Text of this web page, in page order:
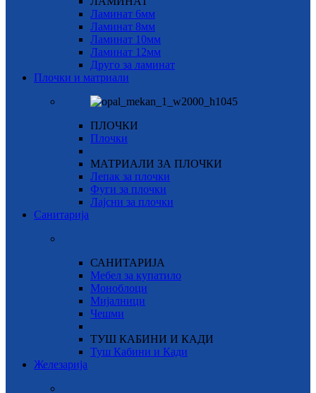
Ламинат 6мм
Ламинат 8мм
Ламинат 10мм
Ламинат 12мм
Друго за ламинат
Плочки и матриали
ПЛОЧКИ
Плочки
МАТРИАЛИ ЗА ПЛОЧКИ
Лепак за плочки
Фуги за плочки
Лајсни за плочки
Санитарија
САНИТАРИЈА
Мебел за купатило
Моноблоци
Мијалници
Чешми
ТУШ КАБИНИ И КАДИ
Туш Кабини и Кади
Железарија